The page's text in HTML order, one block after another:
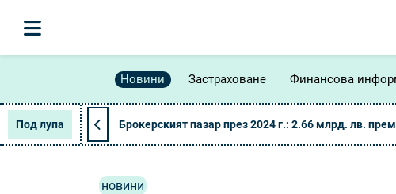
Новини Застраховане Финансова
Под лупа Брокерският пазар през 2024 г.: 2.66 млрд. лв.
новини